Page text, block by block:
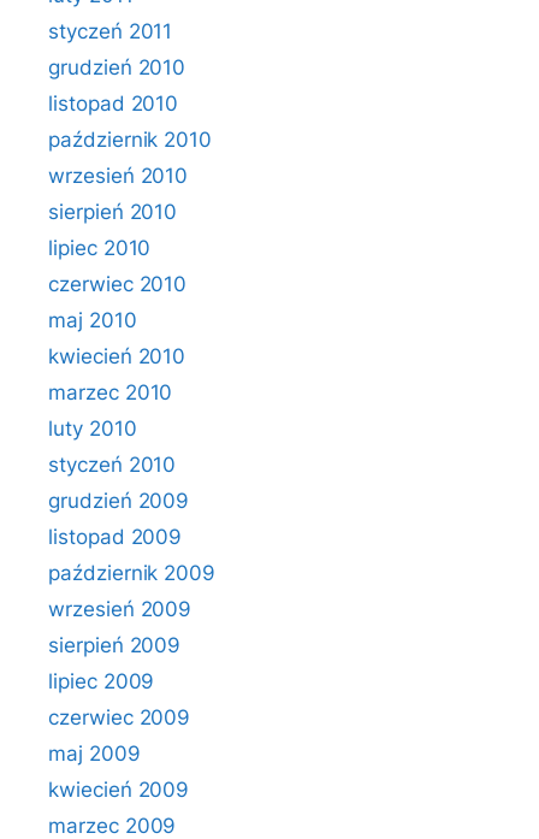
styczeń 2011
grudzień 2010
listopad 2010
październik 2010
wrzesień 2010
sierpień 2010
lipiec 2010
czerwiec 2010
maj 2010
kwiecień 2010
marzec 2010
luty 2010
styczeń 2010
grudzień 2009
listopad 2009
październik 2009
wrzesień 2009
sierpień 2009
lipiec 2009
czerwiec 2009
maj 2009
kwiecień 2009
marzec 2009